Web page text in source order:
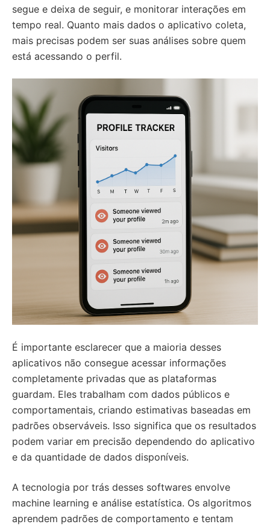
segue e deixa de seguir, e monitorar interações em
tempo real. Quanto mais dados o aplicativo coleta,
mais precisas podem ser suas análises sobre quem
está acessando o perfil.
É importante esclarecer que a maioria desses
aplicativos não consegue acessar informações
completamente privadas que as plataformas
guardam. Eles trabalham com dados públicos e
comportamentais, criando estimativas baseadas em
padrões observáveis. Isso significa que os resultados
podem variar em precisão dependendo do aplicativo
e da quantidade de dados disponíveis.
A tecnologia por trás desses softwares envolve
machine learning e análise estatística. Os algoritmos
aprendem padrões de comportamento e tentam